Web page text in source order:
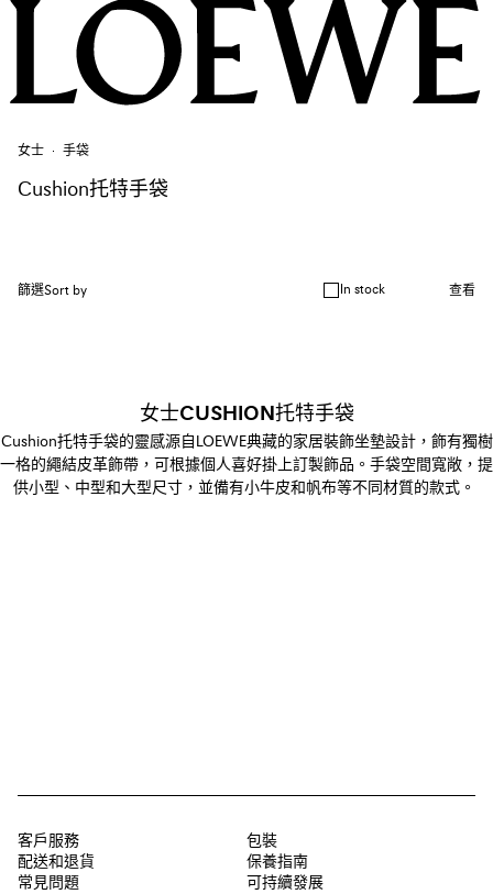
女士 手袋
Cushion托特手袋
篩選Sort by In stock 查看
女士CUSHION托特手袋
Cushion托特手袋的靈感源自LOEWE典藏的家居裝飾坐墊設計，飾有獨樹
一格的繩結皮革飾帶，可根據個人喜好掛上訂製飾品。手袋空間寬敞，提
供小型、中型和大型尺寸，並備有小牛皮和帆布等不同材質的款式。
客戶服務
配送和退貨
常見問題
包裝
保養指南
可持續發展